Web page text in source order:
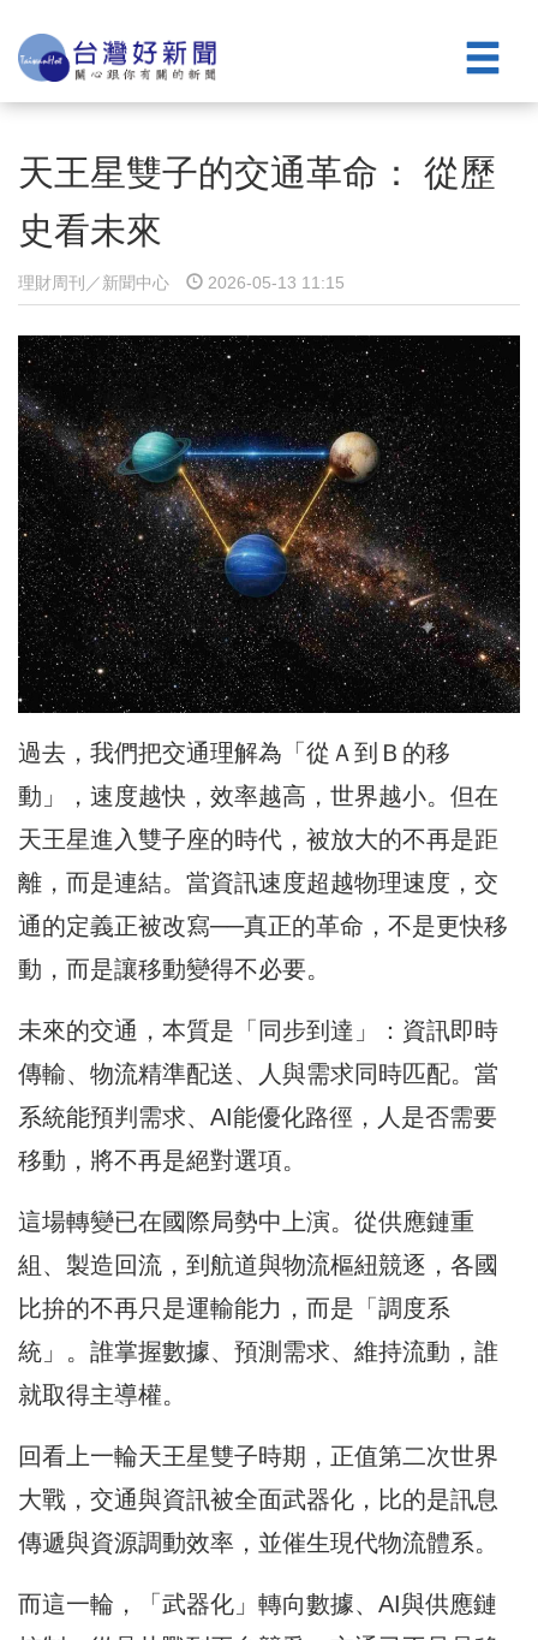
天王星雙子的交通革命： 從歷
史看未來
理財周刊／新聞中心 2026-05-13 11:15
過去，我們把交通理解為「從Ａ到Ｂ的移
動」，速度越快，效率越高，世界越小。但在
天王星進入雙子座的時代，被放大的不再是距
離，而是連結。當資訊速度超越物理速度，交
通的定義正被改寫──真正的革命，不是更快移
動，而是讓移動變得不必要。
未來的交通，本質是「同步到達」：資訊即時
傳輸、物流精準配送、人與需求同時匹配。當
系統能預判需求、AI能優化路徑，人是否需要
移動，將不再是絕對選項。
這場轉變已在國際局勢中上演。從供應鏈重
組、製造回流，到航道與物流樞紐競逐，各國
比拚的不再只是運輸能力，而是「調度系
統」。誰掌握數據、預測需求、維持流動，誰
就取得主導權。
回看上一輪天王星雙子時期，正值第二次世界
大戰，交通與資訊被全面武器化，比的是訊息
傳遞與資源調動效率，並催生現代物流體系。
而這一輪，「武器化」轉向數據、AI與供應鏈